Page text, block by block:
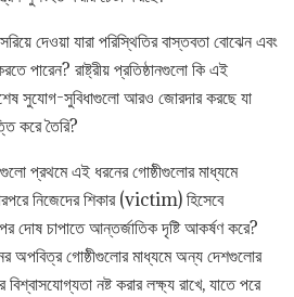
দেওয়া যারা পরিস্থিতির বাস্তবতা বোঝেন এবং
পারেন? রাষ্ট্রীয় প্রতিষ্ঠানগুলো কি এই
সুযোগ-সুবিধাগুলো আরও জোরদার করছে যা
করে তৈরি?
প্রথমে এই ধরনের গোষ্ঠীগুলোর মাধ্যমে
নিজেদের শিকার (victim) হিসেবে
চাপাতে আন্তর্জাতিক দৃষ্টি আকর্ষণ করে?
অপবিত্র গোষ্ঠীগুলোর মাধ্যমে অন্য দেশগুলোর
বিশ্বাসযোগ্যতা নষ্ট করার লক্ষ্য রাখে, যাতে পরে